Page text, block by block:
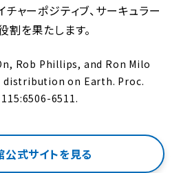
ャーポジティブ、サーキュラー
割を果たします。
Rob Phillips, and Ron Milo
distribution on Earth. Proc.
6511.
公式サイトを見る
（新規タブで開きます）